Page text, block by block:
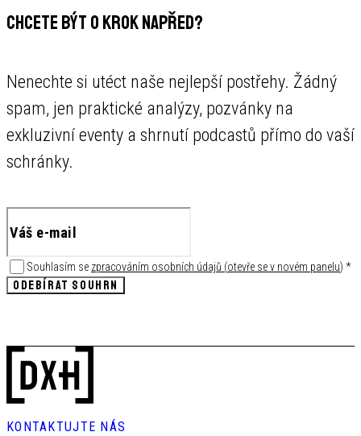
CHCETE BÝT O KROK NAPŘED?
Nenechte si utéct naše nejlepší postřehy. Žádný
spam, jen praktické analýzy, pozvánky na
exkluzivní eventy a shrnutí podcastů přímo do vaší
schránky.
Souhlasím se zpracováním osobních údajů (otevře se v novém panelu) *
ODEBÍRAT SOUHRN
KONTAKTUJTE NÁS